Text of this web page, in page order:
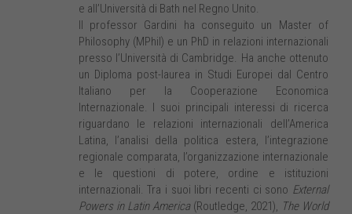
e all’Università di Bath nel Regno Unito.
Il professor Gardini ha conseguito un Master of
Philosophy (MPhil) e un PhD in relazioni internazionali
presso l’Università di Cambridge. Ha anche ottenuto
un Diploma post-laurea in Studi Europei dal Centro
Italiano per la Cooperazione Economica
Internazionale. I suoi principali interessi di ricerca
riguardano le relazioni internazionali dell’America
Latina, l’analisi della politica estera, l’integrazione
regionale comparata, l’organizzazione internazionale
e le questioni di potere, ordine e istituzioni
internazionali. Tra i suoi libri recenti ci sono External
Powers in Latin America(Routledge, 2021), The World